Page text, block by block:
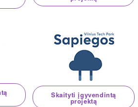
Skaityti įgyvendintą
projektą